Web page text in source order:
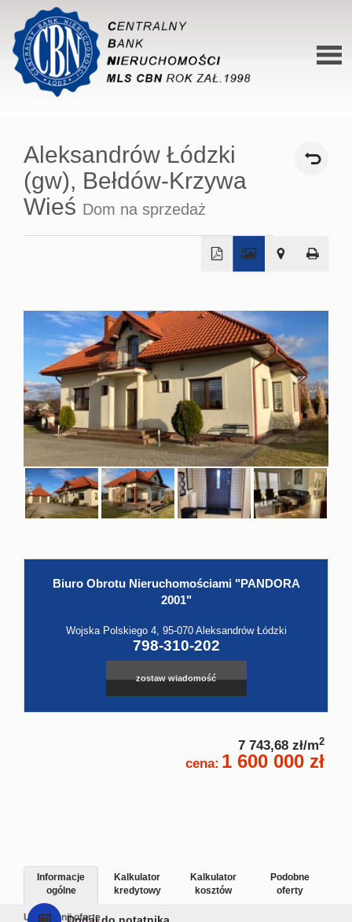
O
Hale
Aleksandrów Łódzki
(gw), Bełdów-Krzywa
Wieś Dom na sprzedaż
−
Biuro Obrotu Nieruchomościami "PANDORA
2001"
Wojska Polskiego 4, 95-070 Aleksandrów Łódzki
798-310-202
zostaw wiadomość
7 743,68 zł/m2
cena: 1 600 000 zł
Udostępnij ofertę
Informacje
ogólne
Kalkulator
kredytowy
Kalkulator
kosztów
Podobne
oferty